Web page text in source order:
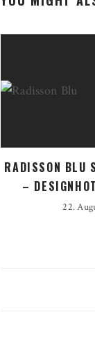
RADISSON BLU
–
22.